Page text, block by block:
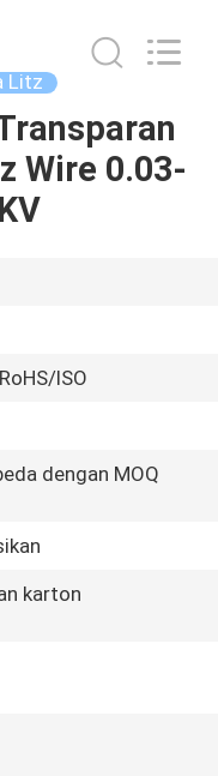
Litz
Wire 0.03-
ISO
dengan MOQ
karton